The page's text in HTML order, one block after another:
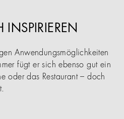
INSPIRIEREN
Anwendungsmöglichkeiten
fügt er sich ebenso gut ein
oder das Restaurant – doch